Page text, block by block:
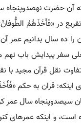
آن حضرت نهصدوپنجاه
تفریع در «فَأَخَذَهُمُ
را ده سال بدانیم
سفر پیدایش باب
نقل قرآن مجید با
اینکه: قران به حکم
سیصدوپنجاه سال
است، و اینکه عمرهای